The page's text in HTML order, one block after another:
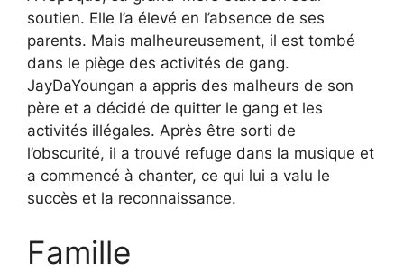
soutien. Elle l’a élevé en l’absence de ses
parents. Mais malheureusement, il est tombé
dans le piège des activités de gang.
JayDaYoungan a appris des malheurs de son
père et a décidé de quitter le gang et les
activités illégales. Après être sorti de
l’obscurité, il a trouvé refuge dans la musique et
a commencé à chanter, ce qui lui a valu le
succès et la reconnaissance.
Famille